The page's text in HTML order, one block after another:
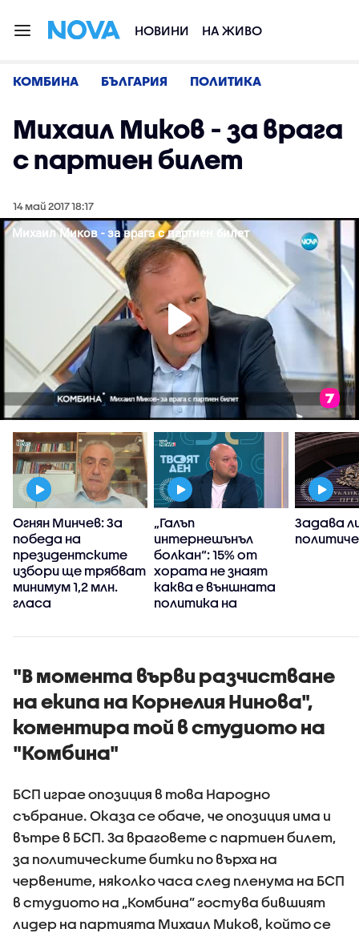
НОВИНИ НА ЖИВО
КОМБИНА БЪЛГАРИЯ ПОЛИТИКА
Михаил Миков - за врага
с партиен билет
14 май 2017 18:17
Огнян Минчев: За
победа на
президентските
избори ще трябват
минимум 1,2 млн.
гласа
„Галъп
интернешънъл
болкан“: 15% от
хората не знаят
каква е външната
политика на
Задава
"В момента върви разчистване
на екипа на Корнелия Нинова",
коментира той в студиото на
"Комбина"
БСП играе опозиция в това Народно
събрание. Оказа се обаче, че опозиция има и
вътре в БСП. За враговете с партиен билет,
за политическите битки по върха на
червените, няколко часа след пленума на БСП
в студиото на „Комбина” гостува бившият
лидер на партията Михаил Миков, който се